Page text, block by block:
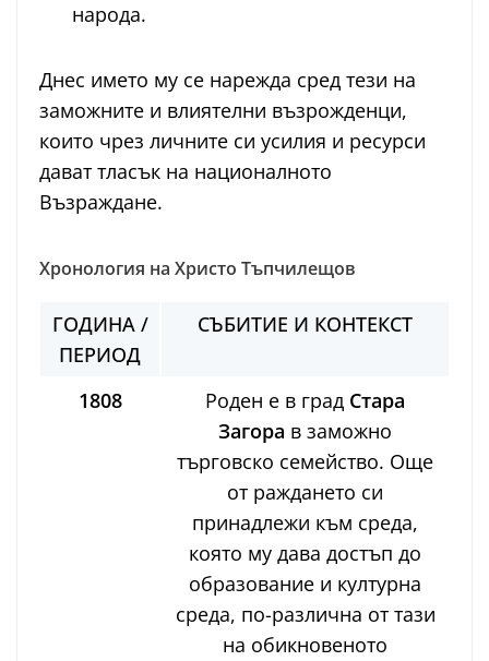
народа.
Днес името му се нарежда сред тези на
заможните и влиятелни възрожденци,
които чрез личните си усилия и ресурси
дават тласък на националното
Възраждане.
Хронология на Христо Тъпчилещов
ГОДИНА /
ПЕРИОД
СЪБИТИЕ И КОНТЕКСТ
1808 Роден е в град Стара
Загора в заможно
търговско семейство. Още
от раждането си
принадлежи към среда,
която му дава достъп до
образование и културна
среда, по-различна от тази
на обикновеното